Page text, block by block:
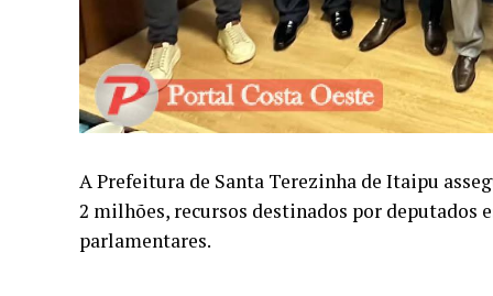
A Prefeitura de Santa Terezinha de Itaipu
2 milhões, recursos destinados por deputados
parlamentares.